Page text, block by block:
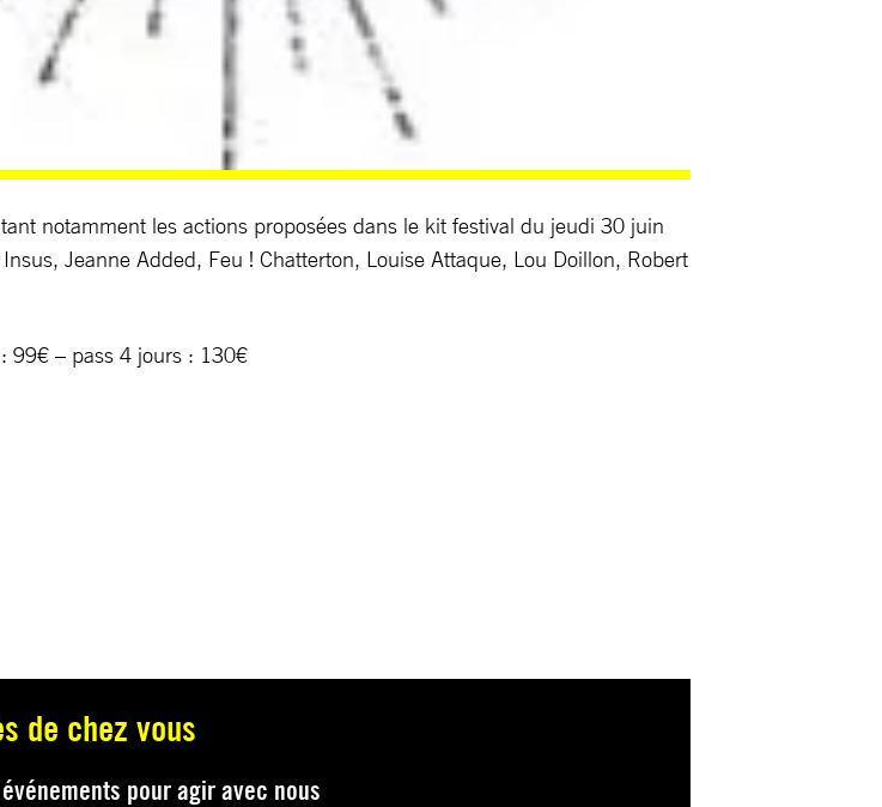
notamment les actions proposées dans le kit festival du jeudi 30 juin
Jeanne Added, Feu ! Chatterton, Louise Attaque, Lou Doillon, Robert
99€ – pass 4 jours : 130€
de chez vous
pour agir avec nous